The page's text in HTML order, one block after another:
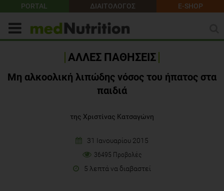
PORTAL ΔΙΑΙΤΟΛΟΓΟΣ E-SHOP
ΑΛΛΕΣ ΠΑΘΗΣΕΙΣ
Μη αλκοολική λιπώδης νόσος του ήπατος στα
παιδιά
της Χριστίνας Κατσαγώνη
31 Ιανουαρίου 2015
36495 Προβολές
5 λεπτά να διαβαστεί